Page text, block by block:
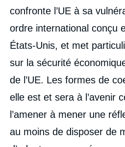
confronte l’UE à sa
ordre international conçu
États-Unis, et met
sur la sécurité
de l’UE. Les formes de
elle est et sera à l’avenir
l’amener à mener une
au moins de disposer de